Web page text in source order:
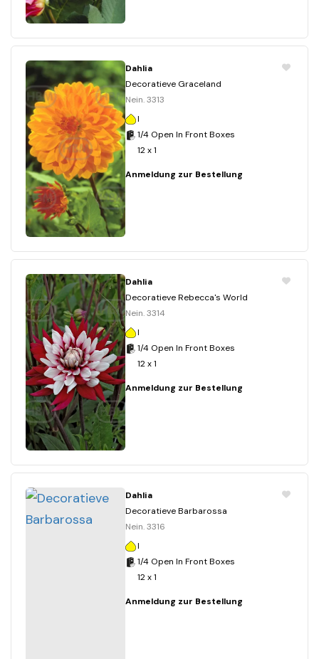
Dahlia
Decoratieve Graceland
Nein. 3313
I
1/4 Open In Front Boxes
12 x 1
Anmeldung zur Bestellung
Dahlia
Decoratieve Rebecca's World
Nein. 3314
I
1/4 Open In Front Boxes
12 x 1
Anmeldung zur Bestellung
Dahlia
Decoratieve Barbarossa
Nein. 3316
I
1/4 Open In Front Boxes
12 x 1
Anmeldung zur Bestellung